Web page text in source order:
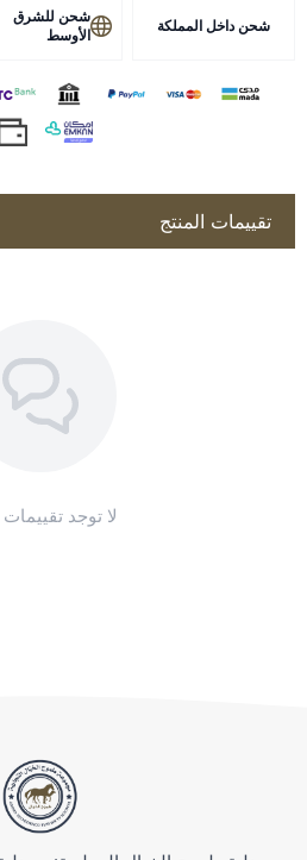
الجرعة الموصى بها، ولا يُستخدم أثناء
التخزين
يُحفظ في مكان بارد وجاف بعيدًا عن
مستحضر بيطري يُصرف ويُستخدم تحت
المختص فقط؛ اقرأ النشرة والتحذيرات
شحن داخل المملكة
شحن للشرق
الأوسط
تقييمات المنتج
لا توجد تقييمات